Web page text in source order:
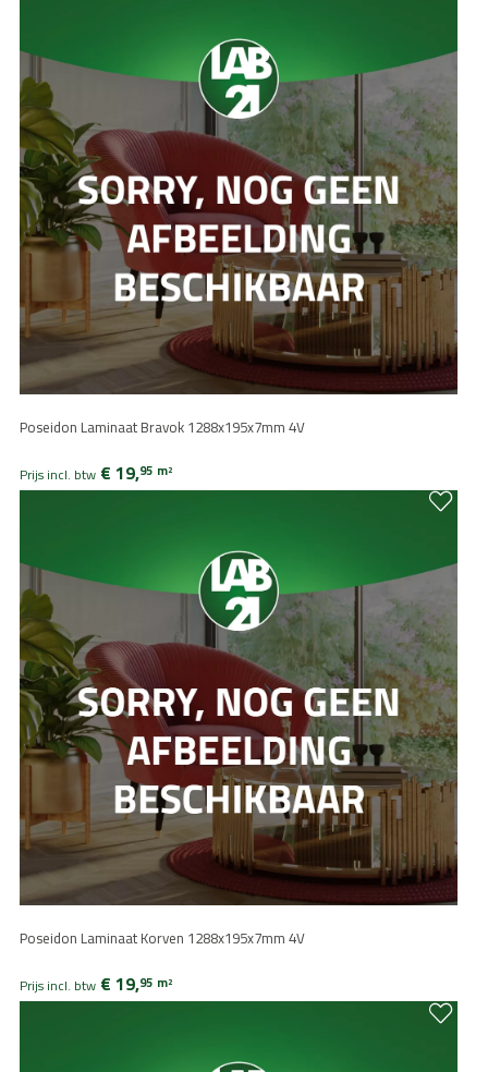
25 jaar
Wis filters
Poseidon Laminaat Bravok 1288x195x7mm 4V
Prijs incl. btw € 19,95 m2
Poseidon Laminaat Korven 1288x195x7mm 4V
Prijs incl. btw € 19,95 m2